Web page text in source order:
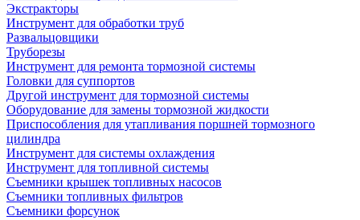
Экстракторы
Инструмент для обработки труб
Развальцовщики
Труборезы
Инструмент для ремонта тормозной системы
Головки для суппортов
Другой инструмент для тормозной системы
Оборудование для замены тормозной жидкости
Приспособления для утапливания поршней тормозного
цилиндра
Инструмент для системы охлаждения
Инструмент для топливной системы
Съемники крышек топливных насосов
Съемники топливных фильтров
Съемники форсунок